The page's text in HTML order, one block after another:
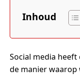
Inhoud
Social media
de manier